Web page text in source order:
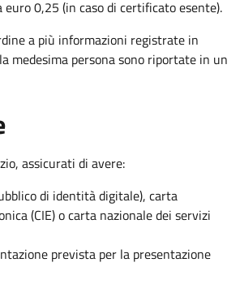
euro 0,25 (in caso di certificato esente).
a più informazioni registrate in
medesima persona sono riportate in un
assicurati di avere:
di identità digitale), carta
(CIE) o carta nazionale dei servizi
prevista per la presentazione